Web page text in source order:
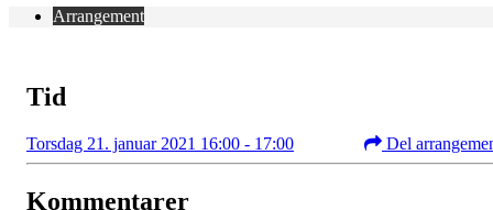
Arrangement
Tid
Torsdag 21. januar 2021 16:00 - 17:00 Del
Kommentarer